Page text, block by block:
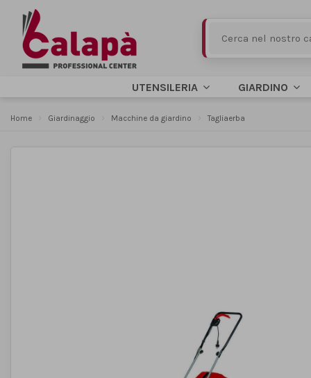
UTENSILERIA GIARDINO
Home Giardinaggio Macchine da giardino Tagliaerba